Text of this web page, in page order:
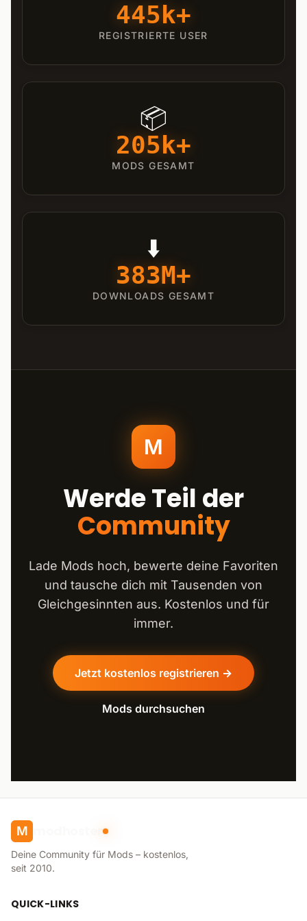
445k+
REGISTRIERTE USER
📦
205k+
MODS GESAMT
⬇️
383M+
DOWNLOADS GESAMT
M
Werde Teil der
Community
Lade Mods hoch, bewerte deine Favoriten
und tausche dich mit Tausenden von
Gleichgesinnten aus. Kostenlos und für
immer.
Jetzt kostenlos registrieren →
Mods durchsuchen
M
Deine Community für Mods – kostenlos,
seit 2010.
QUICK-LINKS